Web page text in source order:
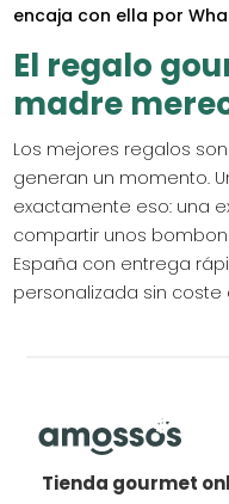
encaja con ella por
El regalo
madre
Los mejores regalos
generan un momento.
exactamente eso: una
compartir unos
España con entrega
personalizada sin coste
Tienda gourmet